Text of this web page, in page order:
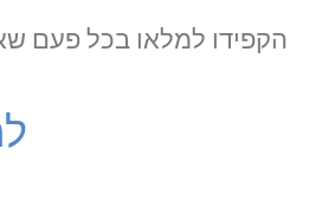
הקפידו למלאו בכל פעם